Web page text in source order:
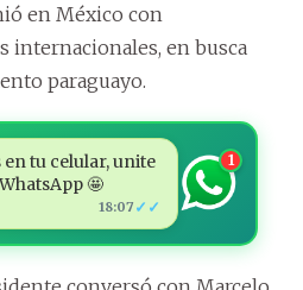
en México con
internacionales, en busca
paraguayo.
tu celular, unite
🤩
18:07 ✓✓
1